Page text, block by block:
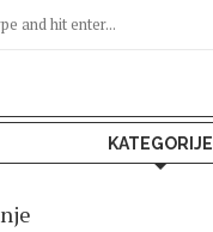
KATEGORIJE